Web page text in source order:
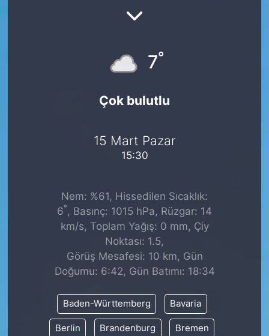
7°
Çok bulutlu
15 Mart Pazar
15:30
Nem: %61, Hissedilen Sıcaklık:
6° , Basınç: 1015 hPa, Rüzgar: 14
km/s, Toplam Yağış: 0 mm, Çiy
Noktası: 1.5,
Görüş Mesafesi: 10 km, Gün
Doğumu: 6:42, Gün Batımı: 18:34
Baden-Württemberg Bavaria
Berlin Brandenburg Bremen